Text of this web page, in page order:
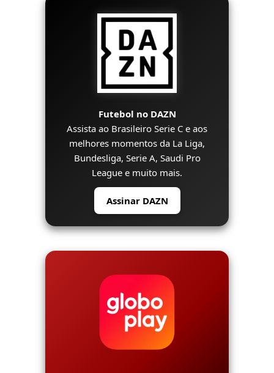
Futebol no DAZN
Assista ao Brasileiro Serie C e aos
melhores momentos da La Liga,
Bundesliga, Serie A, Saudi Pro
League e muito mais.
Assinar DAZN